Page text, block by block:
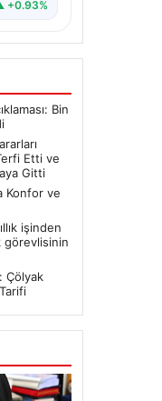
+0.93%
Bin
Etti ve
Gitti
Konfor ve
işinden
görevlisinin
Çölyak